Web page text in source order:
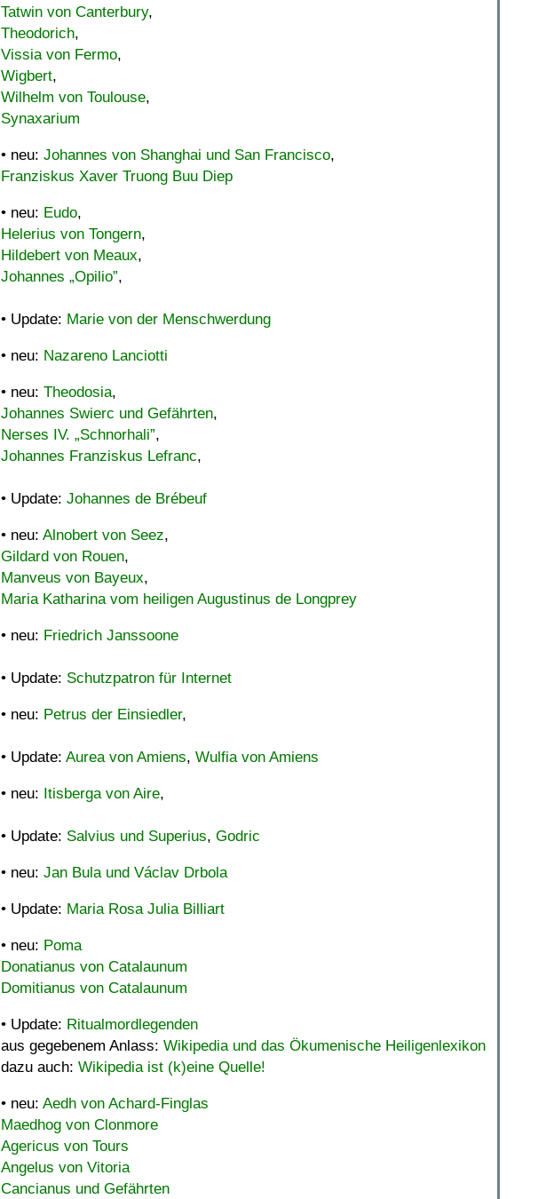
Tatwin von Canterbury,
Theodorich,
Vissia von Fermo,
Wigbert,
Wilhelm von Toulouse,
Synaxarium
• neu: Johannes von Shanghai und San Francisco,
Franziskus Xaver Truong Buu Diep
• neu: Eudo,
Helerius von Tongern,
Hildebert von Meaux,
Johannes „Opilio”,
• Update: Marie von der Menschwerdung
• neu: Nazareno Lanciotti
• neu: Theodosia,
Johannes Swierc und Gefährten,
Nerses IV. „Schnorhali”,
Johannes Franziskus Lefranc,
• Update: Johannes de Brébeuf
• neu: Alnobert von Seez,
Gildard von Rouen,
Manveus von Bayeux,
Maria Katharina vom heiligen Augustinus de Longprey
• neu: Friedrich Janssoone
• Update: Schutzpatron für Internet
• neu: Petrus der Einsiedler,
• Update: Aurea von Amiens, Wulfia von Amiens
• neu: Itisberga von Aire,
• Update: Salvius und Superius, Godric
• neu: Jan Bula und Václav Drbola
• Update: Maria Rosa Julia Billiart
• neu: Poma
Donatianus von Catalaunum
Domitianus von Catalaunum
• Update: Ritualmordlegenden
aus gegebenem Anlass: Wikipedia und das Ökumenische Heiligenlexikon
dazu auch: Wikipedia ist (k)eine Quelle!
• neu: Aedh von Achard-Finglas
Maedhog von Clonmore
Agericus von Tours
Angelus von Vitoria
Cancianus und Gefährten